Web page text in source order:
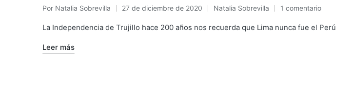
Publicado
por
Por Natalia Sobrevilla 27 de diciembre de 2020
Publicado
en
Natalia Sobrevilla 1 comentario
La Independencia de Trujillo hace 200 años nos recuerda que Lima nunca fue el Perú
Leer más